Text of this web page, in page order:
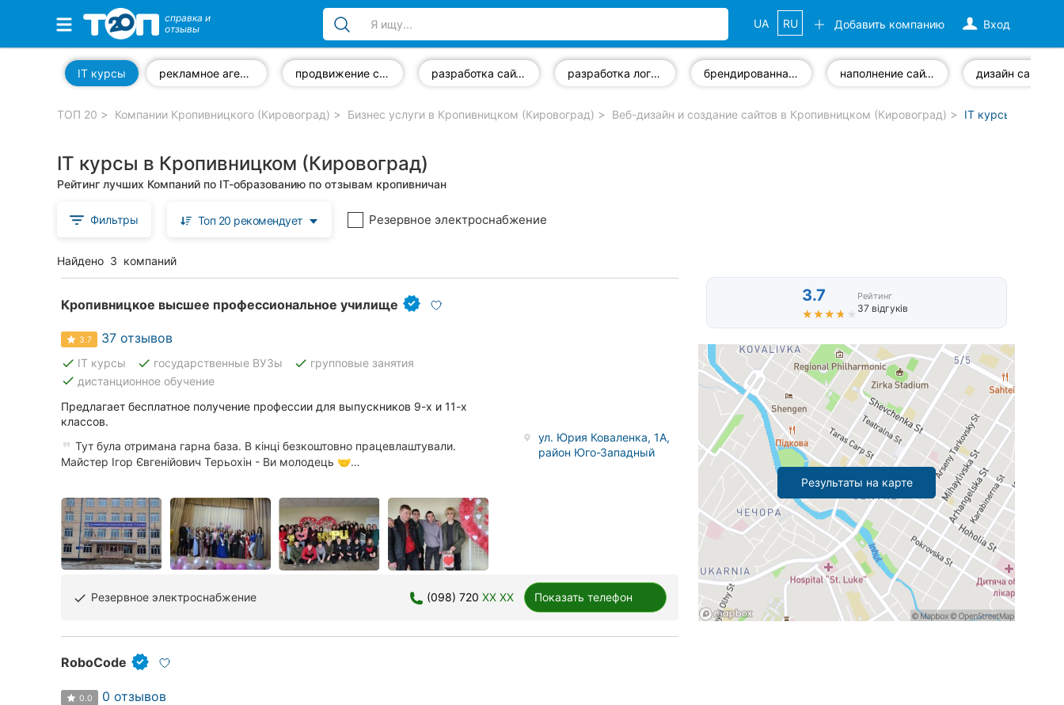
Избранные компании
Стоматологии
Ветеринарные клиники
Автошколы
Рестораны
Все рубрики
Все города:
Кропивницкий
Житомир
Тернополь
справка и
отзывы
Вход
Добавить компанию
UA RU
рекламное агентство продвижение сайта разработка сайтов разработка логотипов брендированная продукция
IT курсы наполнение сайтов дизайн сайта
ТОП 20 Компании Кропивницкого (Кировоград) Бизнес услуги в Кропивницком (Кировоград) Веб-дизайн и создание сайтов в Кропивницком (Кировоград) IT курсы в
IT курсы в Кропивницком (Кировоград)
Рейтинг лучших Компаний по ІТ-образованию по отзывам кропивничан
Фильтры Топ 20 рекомендует Резервное электроснабжение
Найдено 3 компаний
Кропивницкое высшее профессиональное училище
3.7 37 отзывов
done IT курсы done государственные ВУЗы done групповые занятия
done дистанционное обучение
Предлагает бесплатное получение профессии для выпускников 9-х и 11-х
классов.
Тут була отримана гарна база. В кінці безкоштовно працевлаштували.
Майстер Ігор Євгенійович Терьохін - Ви молодець 🤝…
ул. Юрия Коваленка, 1А,
район Юго-Западный
done Резервное электроснабжение (098) 720 XX XX Показать телефон
RoboCode
0.0 0 отзывов
3.7
★★★★★
★★★★★
Рейтинг
37 відгуків
Результаты на карте